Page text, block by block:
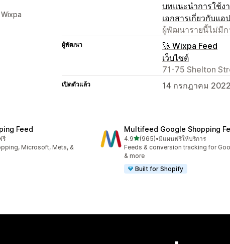
บทแนะนำการใช้ง
เอกสารเกี่ยวกับแอป
ผู้พัฒนารายนี้ไม่มีก
ผู้พัฒนา
🚀 Wixpa Feed
เว็บไซต์
71-75 Shelton
เปิดตัวแล้ว 14 กรกฎาคม 2022
Feed
รี
Microsoft, Meta, &
Multifeed Google Shopping
4.9เต็ม 5 ดาว
(965)
ทั้งหมด 965 รีวิว
•มีแผนฟรีให้บริการ
Feeds & conversion tracking for
& more
Built for Shopify